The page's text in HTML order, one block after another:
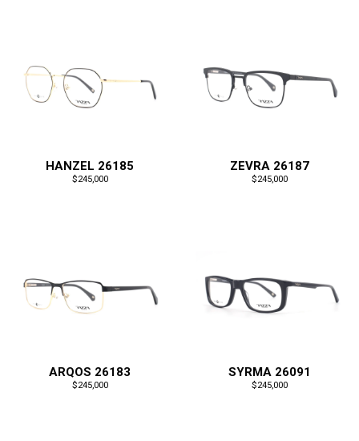
HANZEL 26185
$245,000
ZEVRA 26187
$245,000
ARQOS 26183
$245,000
SYRMA 26091
$245,000